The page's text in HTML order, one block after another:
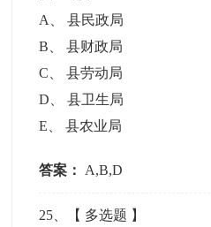
A
、县民政局
B 、县财政局
C 、县劳动局
D 、县卫生局
E 、县农业局
答案： A,B,D
25 、【 多选题 】